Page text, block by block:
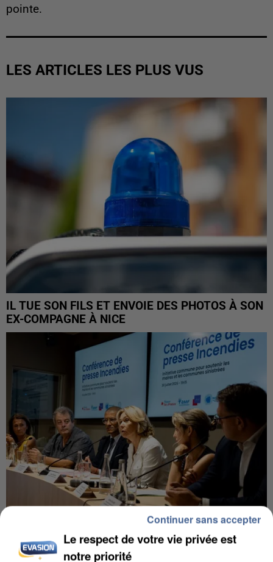
pointe.
LES ARTICLES LES PLUS VUS
IL TUE SON FILS ET ENVOIE DES PHOTOS À SON
EX-COMPAGNE À NICE
INCENDIES : L’ÎLE-DE-FRANCE LANCE UN ÉLAN
DE SOLIDARITÉ AVEC LES...
Le respect de votre vie privée est
notre priorité
Continuer sans accepter